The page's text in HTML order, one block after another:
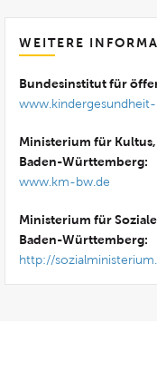
WEITERE
Bundesinstitut für
Ministerium für
Baden-Württemberg:
www.km-bw.de
Ministerium für
Baden-Württemberg:
http://